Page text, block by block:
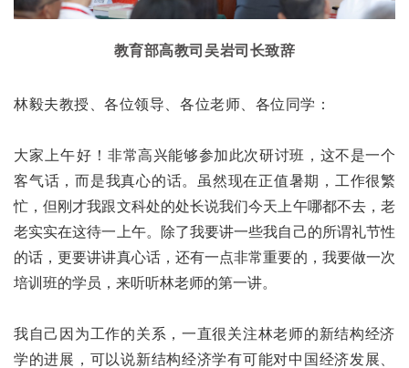
教育部高教司吴岩司长致辞
林毅夫教授、各位领导、各位老师、各位同学：
大家上午好！ 非常高兴能够参加此次研讨班，这不是一个
客气话，而是我真心的话。虽然现在正值暑期，工作很繁
忙，但刚才我跟文科处的处长说我们今天上午哪都不去，老
老实实在这待一上午。除了我要讲一些我自己的所谓礼节性
的话，更要讲讲真心话，还有一点非常重要的，我要做一次
培训班的学员，来听听林老师的第一讲。
我自己因为工作的关系，一直很关注林老师的新结构经济
学的进展，可以说新结构经济学有可能对中国经济发展、